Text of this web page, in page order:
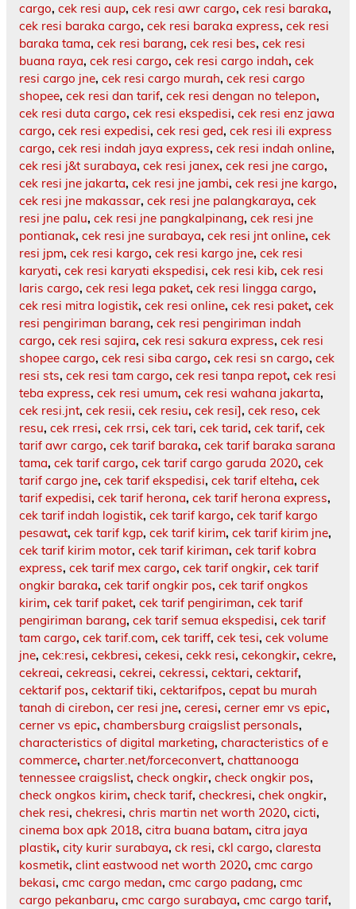
cargo, cek resi aup, cek resi awr cargo, cek resi baraka,
cek resi baraka cargo, cek resi baraka express, cek resi
baraka tama, cek resi barang, cek resi bes, cek resi
buana raya, cek resi cargo, cek resi cargo indah, cek
resi cargo jne, cek resi cargo murah, cek resi cargo
shopee, cek resi dan tarif, cek resi dengan no telepon,
cek resi duta cargo, cek resi ekspedisi, cek resi enz jawa
cargo, cek resi expedisi, cek resi ged, cek resi ili express
cargo, cek resi indah jaya express, cek resi indah online,
cek resi j&t surabaya, cek resi janex, cek resi jne cargo,
cek resi jne jakarta, cek resi jne jambi, cek resi jne kargo,
cek resi jne makassar, cek resi jne palangkaraya, cek
resi jne palu, cek resi jne pangkalpinang, cek resi jne
pontianak, cek resi jne surabaya, cek resi jnt online, cek
resi jpm, cek resi kargo, cek resi kargo jne, cek resi
karyati, cek resi karyati ekspedisi, cek resi kib, cek resi
laris cargo, cek resi lega paket, cek resi lingga cargo,
cek resi mitra logistik, cek resi online, cek resi paket, cek
resi pengiriman barang, cek resi pengiriman indah
cargo, cek resi sajira, cek resi sakura express, cek resi
shopee cargo, cek resi siba cargo, cek resi sn cargo, cek
resi sts, cek resi tam cargo, cek resi tanpa repot, cek resi
teba express, cek resi umum, cek resi wahana jakarta,
cek resi.jnt, cek resii, cek resiu, cek resi], cek reso, cek
resu, cek rresi, cek rrsi, cek tari, cek tarid, cek tarif, cek
tarif awr cargo, cek tarif baraka, cek tarif baraka sarana
tama, cek tarif cargo, cek tarif cargo garuda 2020, cek
tarif cargo jne, cek tarif ekspedisi, cek tarif elteha, cek
tarif expedisi, cek tarif herona, cek tarif herona express,
cek tarif indah logistik, cek tarif kargo, cek tarif kargo
pesawat, cek tarif kgp, cek tarif kirim, cek tarif kirim jne,
cek tarif kirim motor, cek tarif kiriman, cek tarif kobra
express, cek tarif mex cargo, cek tarif ongkir, cek tarif
ongkir baraka, cek tarif ongkir pos, cek tarif ongkos
kirim, cek tarif paket, cek tarif pengiriman, cek tarif
pengiriman barang, cek tarif semua ekspedisi, cek tarif
tam cargo, cek tarif.com, cek tariff, cek tesi, cek volume
jne, cek:resi, cekbresi, cekesi, cekk resi, cekongkir, cekre,
cekreai, cekreasi, cekrei, cekressi, cektari, cektarif,
cektarif pos, cektarif tiki, cektarifpos, cepat bu murah
tanah di cirebon, cer resi jne, ceresi, cerner emr vs epic,
cerner vs epic, chambersburg craigslist personals,
characteristics of digital marketing, characteristics of e
commerce, charter.net/forceconvert, chattanooga
tennessee craigslist, check ongkir, check ongkir pos,
check ongkos kirim, check tarif, checkresi, chek ongkir,
chek resi, chekresi, chris martin net worth 2020, cicti,
cinema box apk 2018, citra buana batam, citra jaya
plastik, city kurir surabaya, ck resi, ckl cargo, claresta
kosmetik, clint eastwood net worth 2020, cmc cargo
bekasi, cmc cargo medan, cmc cargo padang, cmc
cargo pekanbaru, cmc cargo surabaya, cmc cargo tarif,